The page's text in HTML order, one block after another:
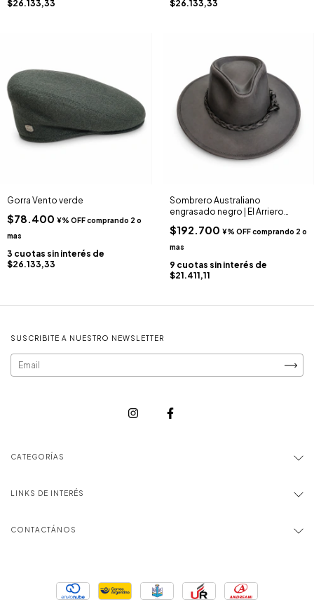
$26.133,33
$26.133,33
Gorra Vento verde
$78.400
3 cuotas sin interés de
$26.133,33
Sombrero Australiano
engrasado negro | El Arriero
Cueros
$192.700
9 cuotas sin interés de
$21.411,11
SUSCRIBITE A NUESTRO NEWSLETTER
CATEGORÍAS
LINKS DE INTERÉS
CONTACTÁNOS